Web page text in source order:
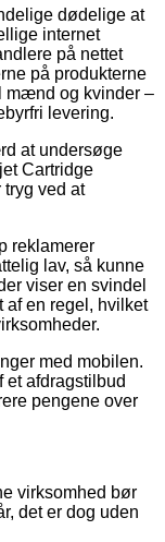
dødelige at
internet
på nettet
på produkterne
mænd og kvinder –
levering.
at undersøge
Cartridge
tryg ved at
reklamerer
lav, så kunne
viser en svindel
af en regel, hvilket
med mobilen.
et afdragstilbud
pengene over
virksomhed bør
det er dog uden